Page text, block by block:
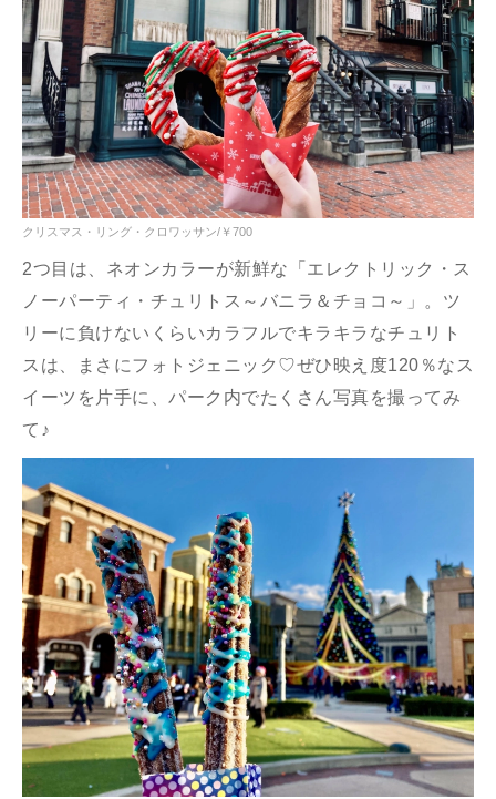
クリスマス・リング・クロワッサン/￥700
2つ目は、ネオンカラーが新鮮な「エレクトリック・ス
ノーパーティ・チュリトス～バニラ＆チョコ～」。ツ
リーに負けないくらいカラフルでキラキラなチュリト
スは、まさにフォトジェニック♡ぜひ映え度120％なス
イーツを片手に、パーク内でたくさん写真を撮ってみ
て♪